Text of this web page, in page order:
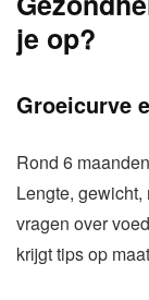
je op?
Groeicurve
Rond 6
Lengte,
vragen over
krijgt tips op